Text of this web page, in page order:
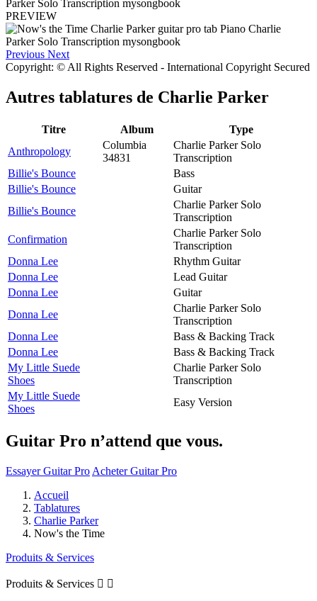
PREVIEW
Previous Next
Copyright: © All Rights Reserved - International Copyright Secured
Autres tablatures de Charlie Parker
Titre Album
Type
Anthropology
Columbia
34831
Charlie Parker Solo
Transcription
Billie's Bounce
Bass
Billie's Bounce
Guitar
Billie's Bounce
Charlie Parker Solo
Transcription
Confirmation
Charlie Parker Solo
Transcription
Donna Lee
Rhythm Guitar
Donna Lee
Lead Guitar
Donna Lee
Guitar
Donna Lee
Charlie Parker Solo
Transcription
Donna Lee
Bass & Backing Track
Donna Lee
Bass & Backing Track
My Little Suede
Shoes
Charlie Parker Solo
Transcription
My Little Suede
Shoes
Easy Version
Guitar Pro n’attend que vous.
Essayer Guitar Pro Acheter Guitar Pro
Accueil
Tablatures
Charlie Parker
Now's the Time
Produits & Services
Produits & Services  